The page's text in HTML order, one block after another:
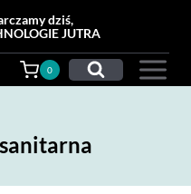
dziś,
JUTRA
0